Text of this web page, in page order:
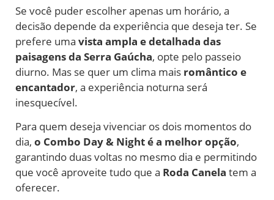
Se você puder escolher apenas um horário, a
decisão depende da experiência que deseja ter. Se
prefere uma vista ampla e detalhada das
paisagens da Serra Gaúcha, opte pelo passeio
diurno. Mas se quer um clima mais romântico e
encantador, a experiência noturna será
inesquecível.
Para quem deseja vivenciar os dois momentos do
dia, o Combo Day & Night é a melhor opção,
garantindo duas voltas no mesmo dia e permitindo
que você aproveite tudo que a Roda Canela tem a
oferecer.